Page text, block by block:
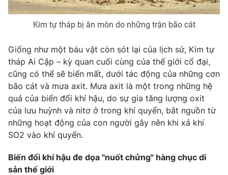
Giấy phép hoạt động báo in và báo điện tử số 483/GP-BTTTT
cấp ngày 29/12/2023
Tổng Biên tập: Vũ Thanh Thủy
Phó Tổng Biên tập:
Nguyễn Thị Mỹ Hạnh, Phạm Quốc Thắng,
Nguyễn Trọng Ninh
Tổng đài VTV:
024.38 355 931 - 024.38 355 932
Ðiện thoại Thời báo VTV:024.66 897 897
Email:toasoan@vtv.vn
Liên hệ quảng cáo: 024-7300.7108
Kim tự tháp bị ăn mòn do những trận bão cát
Giống như một báu vật còn sót lại của lịch sử, Kim tự
tháp Ai Cập – kỳ quan cuối cùng của thế giới cổ đại,
cũng có thể sẽ biến mất, dưới tác động của những cơn
bão cát và mưa axit. Mưa axit là một trong những hệ
quả của biến đổi khí hậu, do sự gia tăng lượng oxit
của lưu huỳnh và nitơ ở trong khí quyển, bắt nguồn từ
những hoạt động của con người gây nên khi xả khí
SO2 vào khí quyển.
Biến đổi khí hậu đe dọa "nuốt chửng" hàng chục di
sản thế giới